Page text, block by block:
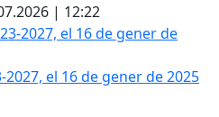
| 12:22
el 16 de gener de 2025
el 16 de gener de 2025